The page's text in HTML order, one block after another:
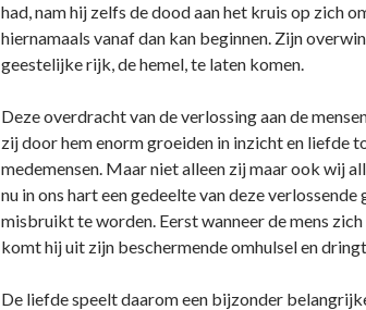
had, nam hij zelfs de dood aan het kruis op zich
hiernamaals vanaf dan kan beginnen. Zijn
geestelijke rijk, de hemel, te laten komen.
Deze overdracht van de verlossing aan de
zij door hem enorm groeiden in inzicht en liefde
medemensen. Maar niet alleen zij maar ook wij
nu in ons hart een gedeelte van deze
misbruikt te worden. Eerst wanneer de mens
komt hij uit zijn beschermende omhulsel en
De liefde speelt daarom een bijzonder